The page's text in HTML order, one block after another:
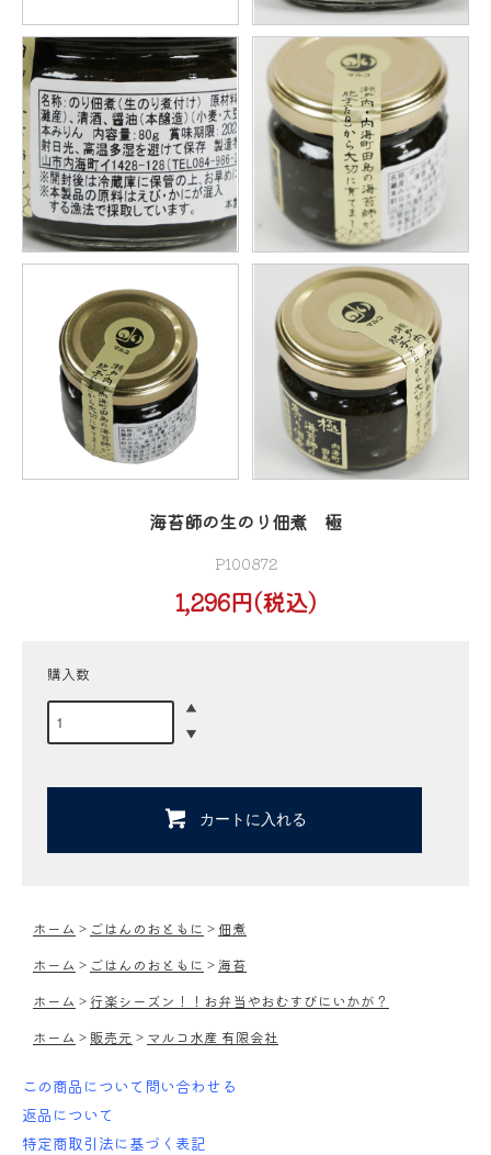
海苔師の生のり佃煮 極
P100872
1,296円(税込)
購入数
カートに入れる
ホーム > ごはんのおともに > 佃煮
ホーム > ごはんのおともに > 海苔
ホーム > 行楽シーズン！！お弁当やおむすびにいかが？
ホーム > 販売元 > マルコ水産 有限会社
この商品について問い合わせる
返品について
特定商取引法に基づく表記